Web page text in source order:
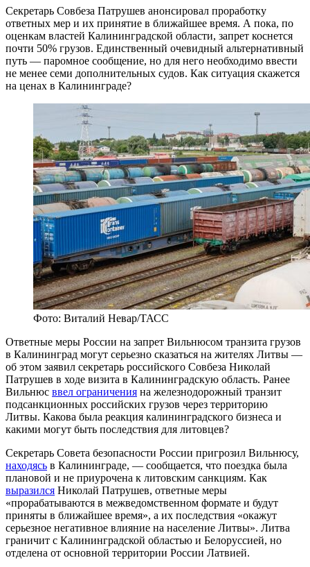
Секретарь Совбеза Патрушев анонсировал проработку
ответных мер и их принятие в ближайшее время. А пока, по
оценкам властей Калининградской области, запрет коснется
почти 50% грузов. Единственный очевидный альтернативный
путь — паромное сообщение, но для него необходимо ввести
не менее семи дополнительных судов. Как ситуация скажется
на ценах в Калининграде?
Фото: Виталий Невар/ТАСС
Ответные меры России на запрет Вильнюсом транзита грузов
в Калининград могут серьезно сказаться на жителях Литвы —
об этом заявил секретарь российского Совбеза Николай
Патрушев в ходе визита в Калининградскую область. Ранее
Вильнюс ввел ограничения на железнодорожный транзит
подсанкционных российских грузов через территорию
Литвы. Какова была реакция калининградского бизнеса и
какими могут быть последствия для литовцев?
Секретарь Совета безопасности России пригрозил Вильнюсу,
находясь в Калининграде, — сообщается, что поездка была
плановой и не приурочена к литовским санкциям. Как
выразился Николай Патрушев, ответные меры
«прорабатываются в межведомственном формате и будут
приняты в ближайшее время», а их последствия «окажут
серьезное негативное влияние на население Литвы». Литва
граничит с Калининградской областью и Белоруссией, но
отделена от основной территории России Латвией.